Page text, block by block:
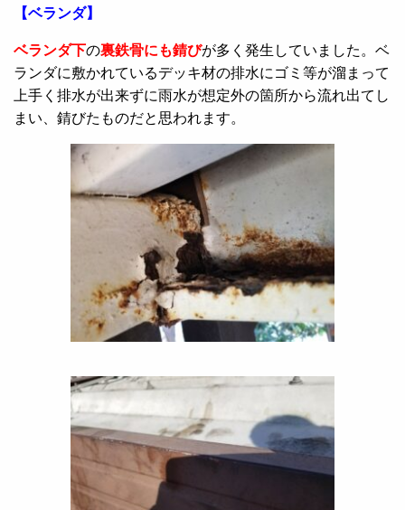
【ベランダ】
ベランダ下の裏鉄骨にも錆びが多く発生していました。ベ
ランダに敷かれているデッキ材の排水にゴミ等が溜まって
上手く排水が出来ずに雨水が想定外の箇所から流れ出てし
まい、錆びたものだと思われます。